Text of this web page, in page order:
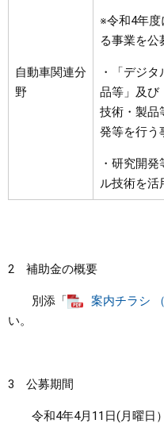
自動車関連分
野
※令和4年
る事業を公
・「デジ
品等」及び
技術・製品
発等を行う
・研究開
ル技術を活
2 補助金の概要
別添「 案内チラシ （
い。
3 公募期間
令和4年4月11日(月曜日